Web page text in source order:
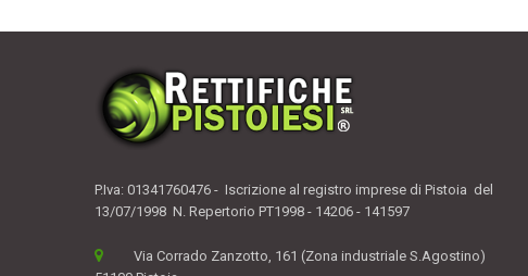
P.Iva: 01341760476 - Iscrizione al registro imprese di Pistoia del
13/07/1998 N. Repertorio PT1998 - 14206 - 141597
Via Corrado Zanzotto, 161 (Zona industriale S.Agostino)